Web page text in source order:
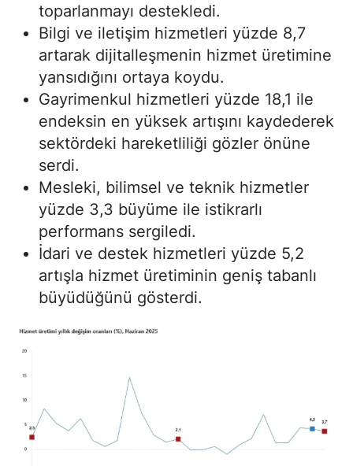
toparlanmayı destekledi.
Bilgi ve iletişim hizmetleri yüzde 8,7
artarak dijitalleşmenin hizmet üretimine
yansıdığını ortaya koydu.
Gayrimenkul hizmetleri yüzde 18,1 ile
endeksin en yüksek artışını kaydederek
sektördeki hareketliliği gözler önüne
serdi.
Mesleki, bilimsel ve teknik hizmetler
yüzde 3,3 büyüme ile istikrarlı
performans sergiledi.
İdari ve destek hizmetleri yüzde 5,2
artışla hizmet üretiminin geniş tabanlı
büyüdüğünü gösterdi.